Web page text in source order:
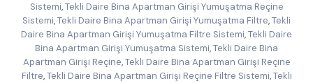
Sistemi, Tekli Daire Bina Apartman Girişi Yumuşatma Reçine
Sistemi,Tekli Daire Bina Apartman Girişi Yumuşatma Filtre,Tekli
Daire Bina Apartman Girişi Yumuşatma Filtre Sistemi,Tekli Daire
Bina Apartman Girişi Yumuşatma Sistemi,Tekli Daire Bina
Apartman Girişi Reçine, Tekli Daire Bina Apartman Girişi Reçine
Filtre, Tekli Daire Bina Apartman Girişi Reçine Filtre Sistemi, Tekli